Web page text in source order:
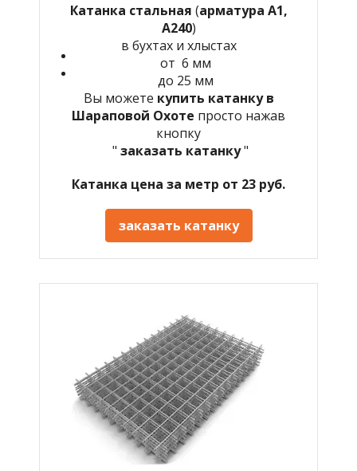
Катанка стальная (арматура А1,
А240)
в бухтах и хлыстах
от 6 мм
до 25 мм
Вы можете купить катанку в
Шараповой Охоте просто нажав
кнопку
" заказать катанку"
Катанка цена за метр от 23 руб.
заказать катанку